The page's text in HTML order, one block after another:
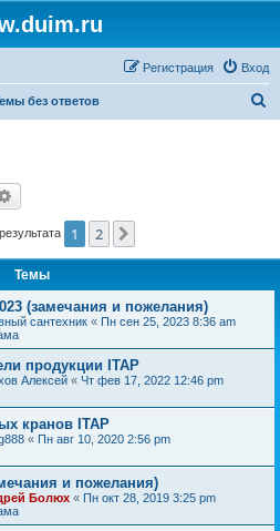
Вход
Регистрация
без ответов
1 2
Темы
(замечания и пожелания)
сантехник « Пн сен 25, 2023 8:36 am
продукции ITAP
Алексей « Чт фев 17, 2022 12:46 pm
кранов ITAP
« Пн авг 10, 2020 2:56 pm
и пожелания)
Болюх « Пн окт 28, 2019 3:25 pm